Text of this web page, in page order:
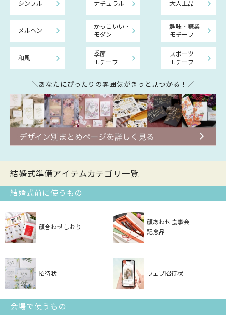
シンプル ナチュラル 大人上品
メルヘン
かっこいい・
モダン
趣味・職業
モチーフ
和風
季節
モチーフ
スポーツ
モチーフ
＼あなたにぴったりの雰囲気がきっと見つかる！／
結婚式準備アイテムカテゴリ一覧
結婚式前に使うもの
顔合わせしおり
顔あわせ食事会
記念品
招待状 ウェブ招待状
会場で使うもの